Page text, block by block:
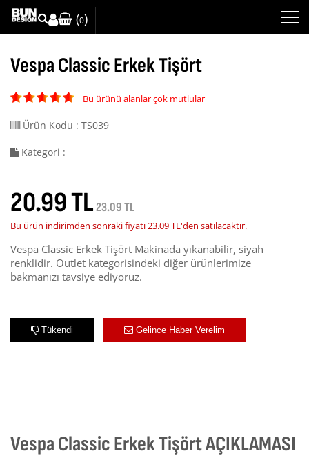
(0)
Vespa Classic Erkek Tişört
Bu ürünü alanlar çok mutlular
Ürün Kodu : TS039
Kategori :
20.99 TL23.09 TL
Bu ürün indirimden sonraki fiyatı23.09TL'den satılacaktır.
Vespa Classic Erkek Tişört Makinada yıkanabilir, siyah
renklidir. Outlet kategorisindeki diğer ürünlerimize
bakmanızı tavsiye ediyoruz.
Tükendi Gelince Haber Verelim
Vespa Classic Erkek Tişört AÇIKLAMASI